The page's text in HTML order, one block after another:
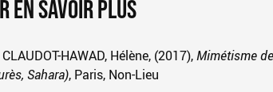
EN SAVOIR PLUS
HAWAD, Hélène, (2017),Mimétisme
Sahara), Paris, Non-Lieu